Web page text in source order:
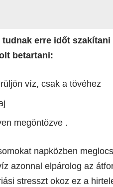
erre időt
betartani:
víz, csak a tövéhez
megöntözve .
napközben
azonnal elpárolog az
stresszt okoz ez a